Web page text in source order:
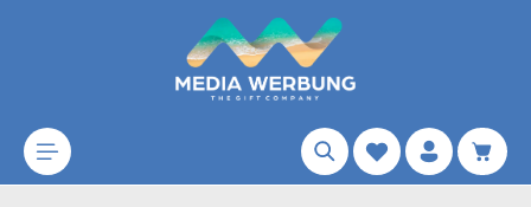
Zum Hauptinhalt springen
Merkzettel